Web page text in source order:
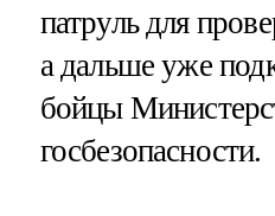
патруль для
а дальше уже
бойцы
госбезопасности.